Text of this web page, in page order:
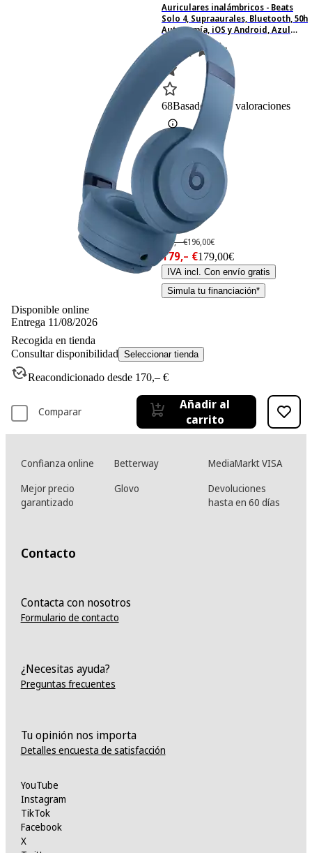
Auriculares inalámbricos - Beats
Solo 4, Supraaurales, Bluetooth, 50h
Autonomía, iOS y Android, Azul
pizarra
68Basado en 68 valoraciones
-8%
196,– €196,00€
179,– €179,00€
IVA incl. Con envío gratis
Simula tu financiación*
Disponible online
Entrega 11/08/2026
Recogida en tienda
Consultar disponibilidad Seleccionar tienda
Reacondicionado desde 170,– €
Comparar
Añadir al
carrito
Confianza online Betterway
MediaMarkt VISA
Mejor precio
garantizado
Glovo
Devoluciones
hasta en 60 días
Contacto
Contacta con nosotros
Formulario de contacto
¿Necesitas ayuda?
Preguntas frecuentes
Tu opinión nos importa
Detalles encuesta de satisfacción
YouTube
Instagram
TikTok
Facebook
X